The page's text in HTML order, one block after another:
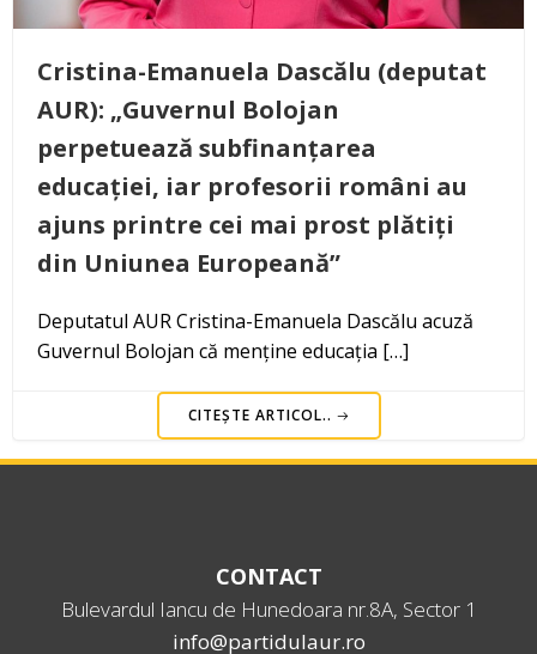
Cristina-Emanuela Dascălu (deputat
AUR): „Guvernul Bolojan
perpetuează subfinanțarea
educației, iar profesorii români au
ajuns printre cei mai prost plătiți
din Uniunea Europeană”
Deputatul AUR Cristina-Emanuela Dascălu acuză
Guvernul Bolojan că menține educația […]
CITEȘTE ARTICOL..
CONTACT
Bulevardul Iancu de Hunedoara nr.8A, Sector 1
info@partidulaur.ro